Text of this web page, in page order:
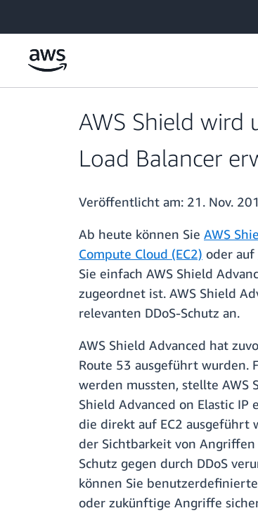
AWS Shield
Load Balancer
Veröffentlicht am: 21. Nov.
Ab heute können Sie AWS
Compute Cloud (EC2) oder auf
Sie einfach AWS Shield
zugeordnet ist. AWS Shield
relevanten DDoS-Schutz an.
AWS Shield Advanced hat
Route 53 ausgeführt wurden.
werden mussten, stellte AWS
Shield Advanced on Elastic
die direkt auf EC2 ausgeführt
der Sichtbarkeit von Angriffen
Schutz gegen durch DDoS
können Sie
oder zukünftige Angriffe